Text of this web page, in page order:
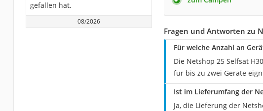
gefallen hat.
08/2026
Fragen und Antworten zu
Für welche Anzahl an
Die Netshop 25 Selfsat
für bis zu zwei Geräte
Ist im Lieferumfang der
Ja, die Lieferung der